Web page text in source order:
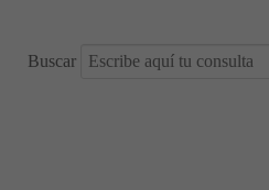
Buscar